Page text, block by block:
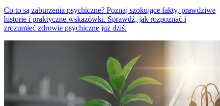
Co to są zaburzenia psychiczne? Poznaj szokujące fakty, prawdziwe
historie i praktyczne wskazówki. Sprawdź, jak rozpoznać i
zrozumieć zdrowie psychiczne już dziś.